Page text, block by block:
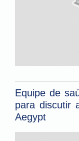
Equipe de
para discutir
Aegypt